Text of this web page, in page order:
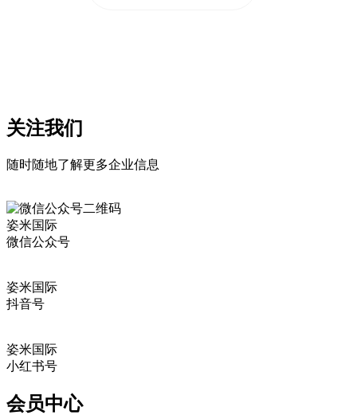
关注我们
随时随地了解更多企业信息
姿米国际
微信公众号
姿米国际
抖音号
姿米国际
小红书号
会员中心